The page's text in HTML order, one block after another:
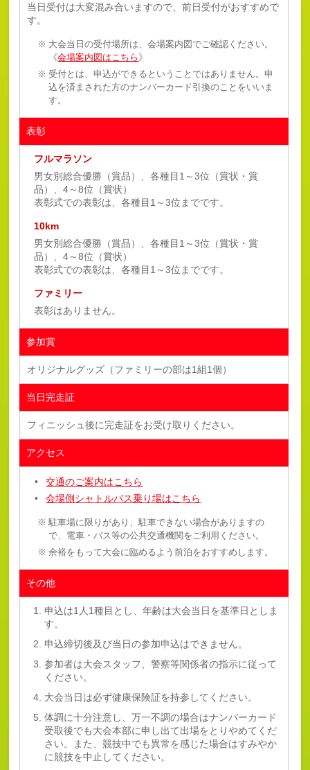
当日受付は大変混み合いますので、前日受付がおすすめで
す。
大会当日の受付場所は、会場案内図でご確認ください。
《会場案内図はこちら 》
受付とは、申込ができるということではありません。申
込を済まされた方のナンバーカード引換のことをいいま
す。
表彰
フルマラソン
男女別総合優勝（賞品）、各種目1～3位（賞状・賞
品）、4～8位（賞状）
表彰式での表彰は、各種目1～3位までです。
10km
男女別総合優勝（賞品）、各種目1～3位（賞状・賞
品）、4～8位（賞状）
表彰式での表彰は、各種目1～3位までです。
ファミリー
表彰はありません。
参加賞
オリジナルグッズ（ファミリーの部は1組1個）
当日完走証
フィニッシュ後に完走証をお受け取りください。
アクセス
交通のご案内はこちら
会場側シャトルバス乗り場はこちら
駐車場に限りがあり、駐車できない場合がありますの
で、電車・バス等の公共交通機関をご利用ください。
余裕をもって大会に臨めるよう前泊をおすすめします。
その他
申込は1人1種目とし、年齢は大会当日を基準日としま
す。
申込締切後及び当日の参加申込はできません。
参加者は大会スタッフ、警察等関係者の指示に従って
ください。
大会当日は必ず健康保険証を持参してください。
体調に十分注意し、万一不調の場合はナンバーカード
受取後でも大会本部に申し出て出場をとりやめてくだ
さい。また、競技中でも異常を感じた場合はすみやか
に競技を中止してください。